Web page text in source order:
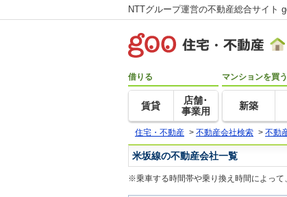
NTTグループ運営の不動産総合サイト
借りる
賃貸
店舗･
事業用
マンションを買う
新築
住宅・不動産 > 不動産会社検索 > 不動
米坂線の不動産会社一覧
※乗車する時間帯や乗り換え時間によって